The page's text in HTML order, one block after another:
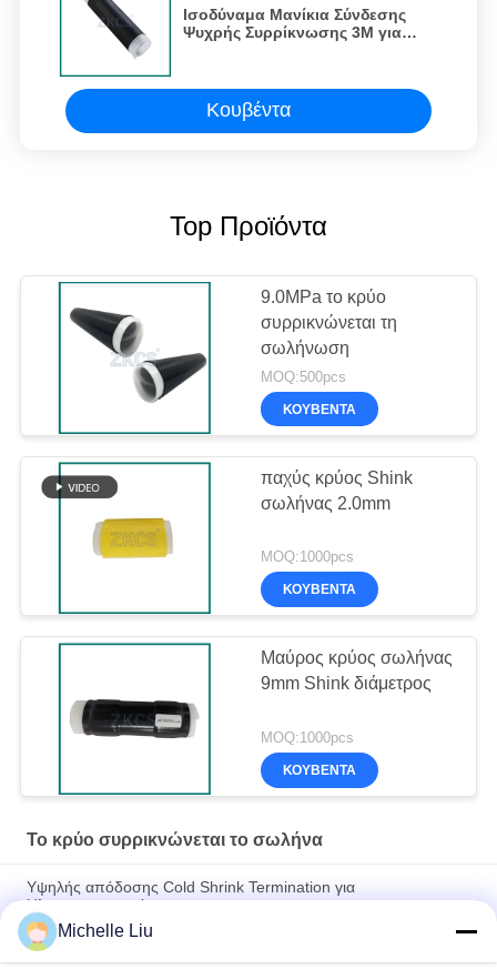
Ισοδύναμα Μανίκια Σύνδεσης
Ψυχρής Συρρίκνωσης 3M για
Κουβέντα
Top Προϊόντα
9.0MPa το κρύο
συρρικνώνεται τη
σωλήνωση
MOQ:500pcs
ΚΟΥΒΈΝΤΑ
παχύς κρύος Shink
σωλήνας 2.0mm
MOQ:1000pcs
ΚΟΥΒΈΝΤΑ
Μαύρος κρύος σωλήνας
9mm Shink διάμετρος
MOQ:1000pcs
ΚΟΥΒΈΝΤΑ
Το κρύο συρρικνώνεται το σωλήνα
Υψηλής απόδοσης Cold Shrink Termination για
Ηλεκτρομηχανική
Ανθεκτικό στην υπεριώδη ακτινοβολία, ανθεκτικό στο όζον, 4x
Michelle Liu